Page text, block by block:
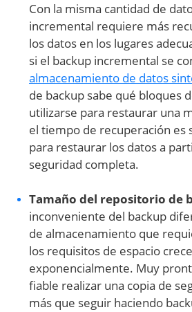
Con la misma cantidad de
incremental requiere más
los datos en los lugares
si el backup incremental se
almacenamiento de datos
de backup sabe qué bloques
utilizarse para restaurar una
el tiempo de recuperación es
para restaurar los datos a
seguridad completa.
Tamaño del repositorio de
inconveniente del backup
de almacenamiento que
los requisitos de espacio
exponencialmente. Muy
fiable realizar una copia de
más que seguir haciendo